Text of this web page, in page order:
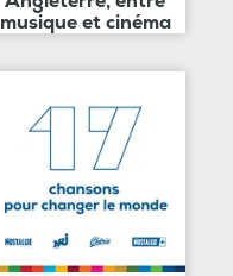
musique et cinéma